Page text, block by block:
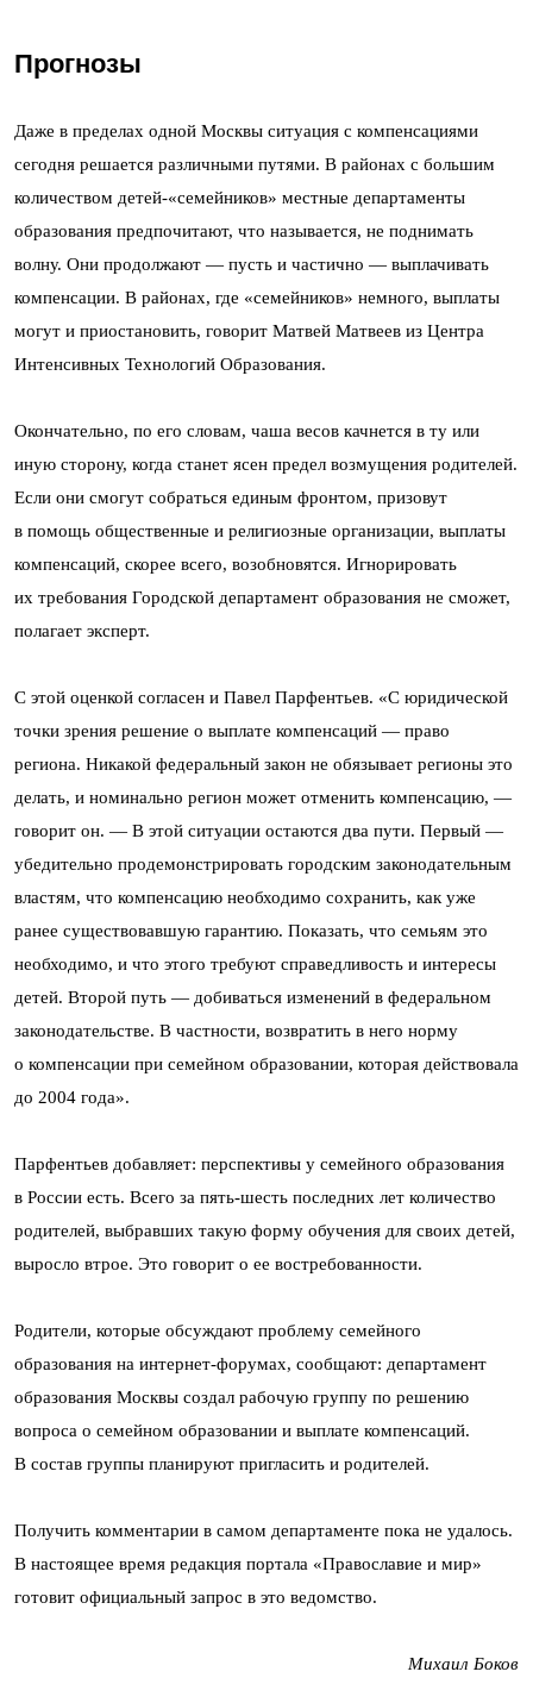
Прогнозы
Даже в пределах одной Москвы ситуация с компенсациями
сегодня решается различными путями. В районах с большим
количеством детей-«семейников» местные департаменты
образования предпочитают, что называется, не поднимать
волну. Они продолжают — пусть и частично — выплачивать
компенсации. В районах, где «семейников» немного, выплаты
могут и приостановить, говорит Матвей Матвеев из Центра
Интенсивных Технологий Образования.
Окончательно, по его словам, чаша весов качнется в ту или
иную сторону, когда станет ясен предел возмущения родителей.
Если они смогут собраться единым фронтом, призовут
в помощь общественные и религиозные организации, выплаты
компенсаций, скорее всего, возобновятся. Игнорировать
их требования Городской департамент образования не сможет,
полагает эксперт.
С этой оценкой согласен и Павел Парфентьев. «С юридической
точки зрения решение о выплате компенсаций — право
региона. Никакой федеральный закон не обязывает регионы это
делать, и номинально регион может отменить компенсацию, —
говорит он. — В этой ситуации остаются два пути. Первый —
убедительно продемонстрировать городским законодательным
властям, что компенсацию необходимо сохранить, как уже
ранее существовавшую гарантию. Показать, что семьям это
необходимо, и что этого требуют справедливость и интересы
детей. Второй путь — добиваться изменений в федеральном
законодательстве. В частности, возвратить в него норму
о компенсации при семейном образовании, которая действовала
до 2004 года».
Парфентьев добавляет: перспективы у семейного образования
в России есть. Всего за пять-шесть последних лет количество
родителей, выбравших такую форму обучения для своих детей,
выросло втрое. Это говорит о ее востребованности.
Родители, которые обсуждают проблему семейного
образования на интернет-форумах, сообщают: департамент
образования Москвы создал рабочую группу по решению
вопроса о семейном образовании и выплате компенсаций.
В состав группы планируют пригласить и родителей.
Получить комментарии в самом департаменте пока не удалось.
В настоящее время редакция портала «Православие и мир»
готовит официальный запрос в это ведомство.
Михаил Боков